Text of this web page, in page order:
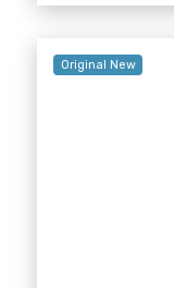
Original New